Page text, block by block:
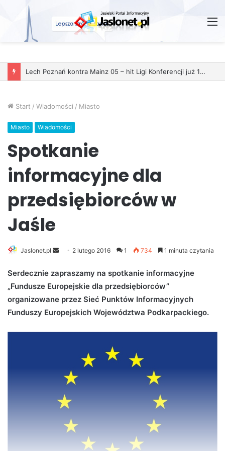
Start / Wiadomości / Miasto
Miasto Wiadomości
Spotkanie
informacyjne dla
przedsiębiorców w
Jaśle
Jaslonet.pl
n
d
a
n
2 lutego 2016 1 734 1 minuta czytania
Serdecznie zapraszamy na spotkanie informacyjne
„Fundusze Europejskie dla przedsiębiorców”
organizowane przez Sieć Punktów Informacyjnych
Funduszy Europejskich Województwa Podkarpackiego.